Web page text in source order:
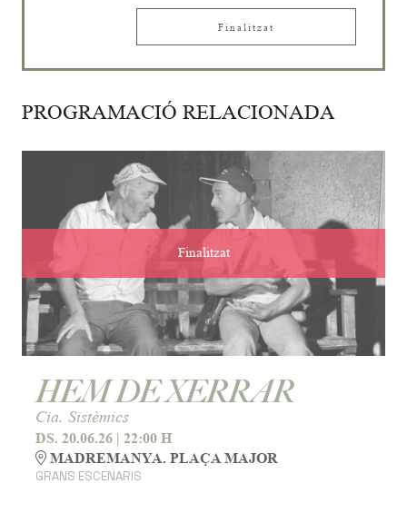
Finalitzat
PROGRAMACIÓ RELACIONADA
Finalitzat
HEM DE XERRAR
Cia. Sistèmics
DS. 20.06.26 | 22:00 H
MADREMANYA. PLAÇA MAJOR
GRANS ESCENARIS